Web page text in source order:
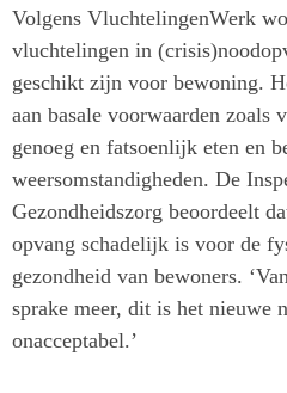
Volgens VluchtelingenWerk
vluchtelingen in
geschikt zijn voor bewoning.
aan basale voorwaarden zoals
genoeg en fatsoenlijk eten en
weersomstandigheden. De
Gezondheidszorg beoordeelt
opvang schadelijk is voor de
gezondheid van bewoners.
sprake meer, dit is het nieuwe
onacceptabel.’